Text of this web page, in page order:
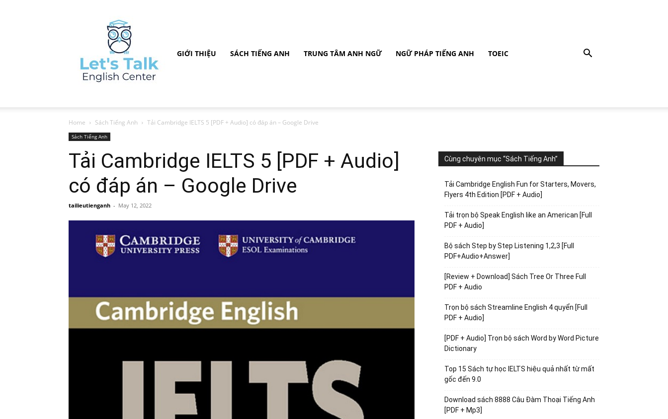
GIỚI THIỆU SÁCH TIẾNG ANH TRUNG TÂM ANH NGỮ NGỮ PHÁP TIẾNG ANH TOEIC
Home Sách Tiếng Anh Tải Cambridge IELTS 5 [PDF + Audio] có đáp án – Google Drive
Sách Tiếng Anh
Tải Cambridge IELTS 5 [PDF + Audio]
có đáp án – Google Drive
tailieutienganh - May 12, 2022
Cùng chuyên mục “Sách Tiếng Anh”
Tải Cambridge English Fun for Starters, Movers,
Flyers 4th Edition [PDF + Audio]
Tải trọn bộ Speak English like an American [Full
PDF + Audio]
Bộ sách Step by Step Listening 1,2,3 [Full
PDF+Audio+Answer]
[Review + Download] Sách Tree Or Three Full
PDF + Audio
Trọn bộ sách Streamline English 4 quyển [Full
PDF + Audio]
[PDF + Audio] Trọn bộ sách Word by Word Picture
Dictionary
Top 15 Sách tự học IELTS hiệu quả nhất từ mất
gốc đến 9.0
Download sách 8888 Câu Đàm Thoại Tiếng Anh
[PDF + Mp3]